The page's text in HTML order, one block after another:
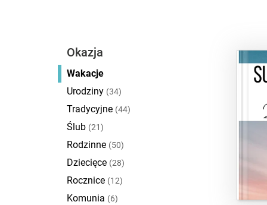
Okazja
Wakacje
Urodziny (34)
Tradycyjne (44)
Ślub (21)
Rodzinne (50)
Dziecięce (28)
Rocznice (12)
Komunia (6)